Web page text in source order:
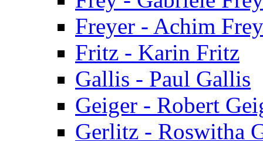
Freyer - Achim
Fritz - Karin Fritz
Gallis - Paul Gallis
Geiger - Robert
Gerlitz - Roswitha